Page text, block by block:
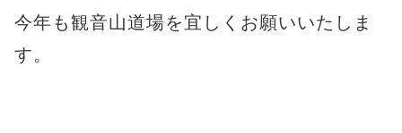
今年も観音山道場を宜しくお願いいたしま
す。